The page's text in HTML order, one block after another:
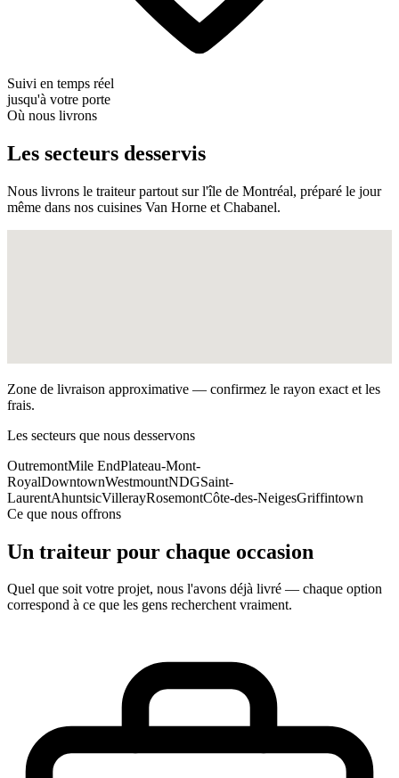
Suivi en temps réel
jusqu'à votre porte
Où nous livrons
Les secteurs desservis
Nous livrons le traiteur partout sur l'île de Montréal, préparé le jour
même dans nos cuisines Van Horne et Chabanel.
Zone de livraison approximative — confirmez le rayon exact et les
frais.
Les secteurs que nous desservons
OutremontMile EndPlateau-Mont-
RoyalDowntownWestmountNDGSaint-
LaurentAhuntsicVillerayRosemontCôte-des-NeigesGriffintown
Ce que nous offrons
Un traiteur pour chaque occasion
Quel que soit votre projet, nous l'avons déjà livré — chaque option
correspond à ce que les gens recherchent vraiment.